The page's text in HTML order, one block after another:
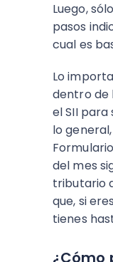
Luego,
pasos
cual es
Lo
dentro de
el SII
lo
del mes
tributario
que, si
tienes
¿Cómo